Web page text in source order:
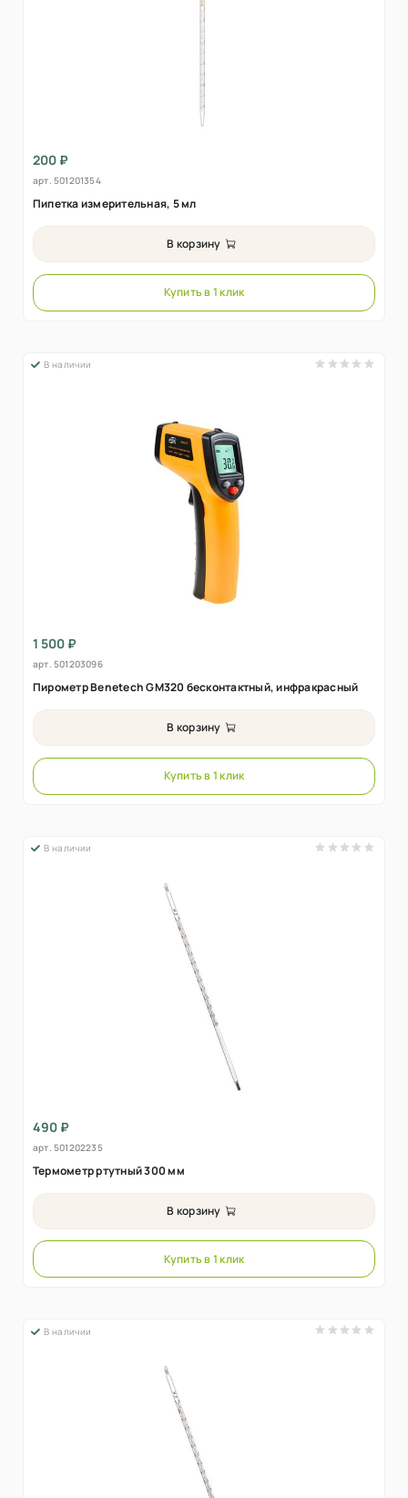
200 ₽
арт. 501201354
Пипетка измерительная, 5 мл
В корзину
Купить в 1 клик
В наличии
1 500 ₽
арт. 501203096
Пирометр Benetech GM320 бесконтактный, инфракрасный
В корзину
Купить в 1 клик
В наличии
490 ₽
арт. 501202235
Термометр ртутный 300 мм
В корзину
Купить в 1 клик
В наличии